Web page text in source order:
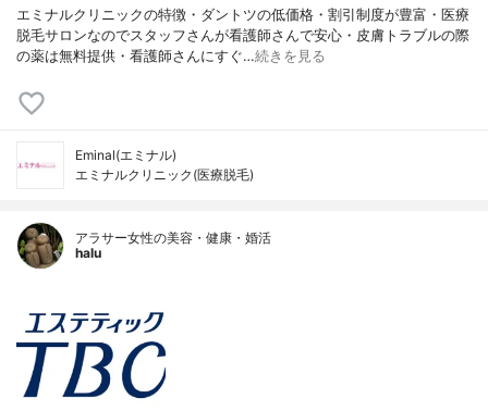
エミナルクリニックの特徴・ダントツの低価格・割引制度が豊富・医療
脱毛サロンなのでスタッフさんが看護師さんで安心・皮膚トラブルの際
の薬は無料提供・看護師さんにすぐ…続きを見る
Eminal(エミナル)
エミナルクリニック(医療脱毛)
アラサー女性の美容・健康・婚活
halu